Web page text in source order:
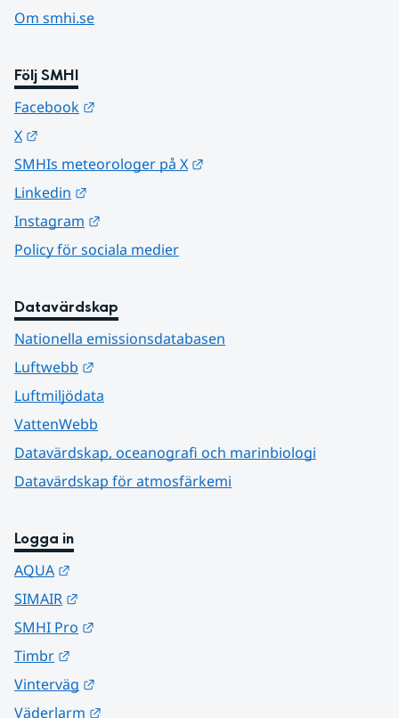
Om smhi.se
Följ SMHI
Facebook
X
SMHIs meteorologer på X
Linkedin
Instagram
Policy för sociala medier
Datavärdskap
Nationella emissionsdatabasen
Luftwebb
Luftmiljödata
VattenWebb
Datavärdskap, oceanografi och marinbiologi
Datavärdskap för atmosfärkemi
Logga in
AQUA
SIMAIR
SMHI Pro
Timbr
Vinterväg
Väderlarm